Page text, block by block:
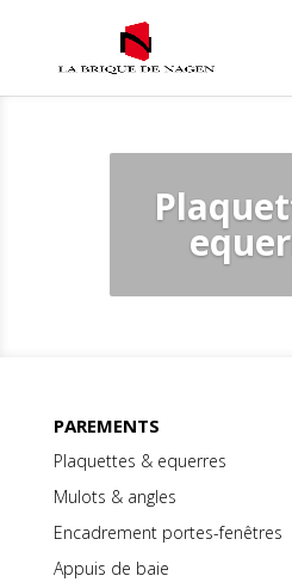
PAREMENTS
Plaquettes & equerres
Mulots & angles
Encadrement portes-fenêtres
Appuis de baie